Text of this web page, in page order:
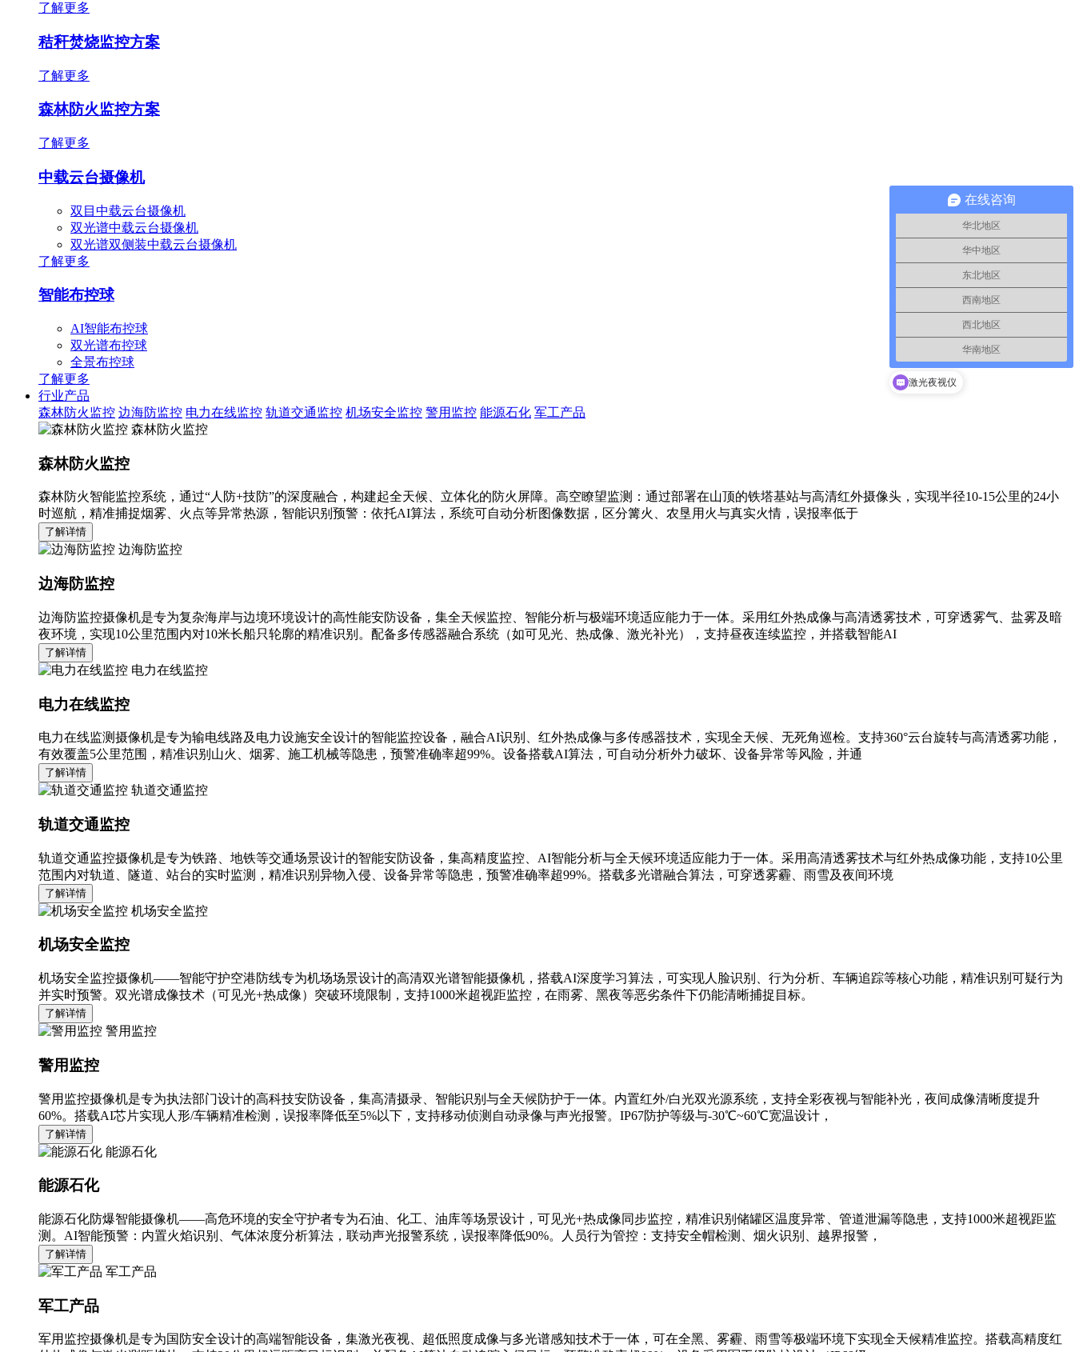
了解更多
秸秆焚烧监控方案
了解更多
森林防火监控方案
了解更多
中载云台摄像机
双目中载云台摄像机
双光谱中载云台摄像机
双光谱双侧装中载云台摄像机
了解更多
智能布控球
AI智能布控球
双光谱布控球
全景布控球
了解更多
行业产品
森林防火监控 边海防监控 电力在线监控 轨道交通监控 机场安全监控 警用监控 能源石化 军工产品
森林防火监控
森林防火监控
森林防火智能监控系统，通过“人防+技防”的深度融合，构建起全天候、立体化的防火屏障。高空瞭望监测：通过部署在山顶的铁塔基站与高清红外摄像头，实现半径10-15公里的24小
时巡航，精准捕捉烟雾、火点等异常热源，智能识别预警：依托AI算法，系统可自动分析图像数据，区分篝火、农垦用火与真实火情，误报率低于
了解详情
边海防监控
边海防监控
边海防监控摄像机是专为复杂海岸与边境环境设计的高性能安防设备，集全天候监控、智能分析与极端环境适应能力于一体。采用红外热成像与高清透雾技术，可穿透雾气、盐雾及暗
夜环境，实现10公里范围内对10米长船只轮廓的精准识别。配备多传感器融合系统（如可见光、热成像、激光补光），支持昼夜连续监控，并搭载智能AI
了解详情
电力在线监控
电力在线监控
电力在线监测摄像机是专为输电线路及电力设施安全设计的智能监控设备，融合AI识别、红外热成像与多传感器技术，实现全天候、无死角巡检。支持360°云台旋转与高清透雾功能，
有效覆盖5公里范围，精准识别山火、烟雾、施工机械等隐患，预警准确率超99%。设备搭载AI算法，可自动分析外力破坏、设备异常等风险，并通
了解详情
轨道交通监控
轨道交通监控
轨道交通监控摄像机是专为铁路、地铁等交通场景设计的智能安防设备，集高精度监控、AI智能分析与全天候环境适应能力于一体。采用高清透雾技术与红外热成像功能，支持10公里
范围内对轨道、隧道、站台的实时监测，精准识别异物入侵、设备异常等隐患，预警准确率超99%。搭载多光谱融合算法，可穿透雾霾、雨雪及夜间环境
了解详情
机场安全监控
机场安全监控
机场安全监控摄像机——智能守护空港防线专为机场场景设计的高清双光谱智能摄像机，搭载AI深度学习算法，可实现人脸识别、行为分析、车辆追踪等核心功能，精准识别可疑行为
并实时预警。双光谱成像技术（可见光+热成像）突破环境限制，支持1000米超视距监控，在雨雾、黑夜等恶劣条件下仍能清晰捕捉目标。
了解详情
警用监控
警用监控
警用监控摄像机是专为执法部门设计的高科技安防设备，集高清摄录、智能识别与全天候防护于一体。内置红外/白光双光源系统，支持全彩夜视与智能补光，夜间成像清晰度提升
60%。搭载AI芯片实现人形/车辆精准检测，误报率降低至5%以下，支持移动侦测自动录像与声光报警。IP67防护等级与-30℃~60℃宽温设计，
了解详情
能源石化
能源石化
能源石化防爆智能摄像机——高危环境的安全守护者专为石油、化工、油库等场景设计，可见光+热成像同步监控，精准识别储罐区温度异常、管道泄漏等隐患，支持1000米超视距监
测。AI智能预警：内置火焰识别、气体浓度分析算法，联动声光报警系统，误报率降低90%。人员行为管控：支持安全帽检测、烟火识别、越界报警，
了解详情
军工产品
军工产品
军用监控摄像机是专为国防安全设计的高端智能设备，集激光夜视、超低照度成像与多光谱感知技术于一体，可在全黑、雾霾、雨雪等极端环境下实现全天候精准监控。搭载高精度红
在线咨询
华北地区
华中地区
东北地区
西南地区
西北地区
华南地区
激光夜视仪